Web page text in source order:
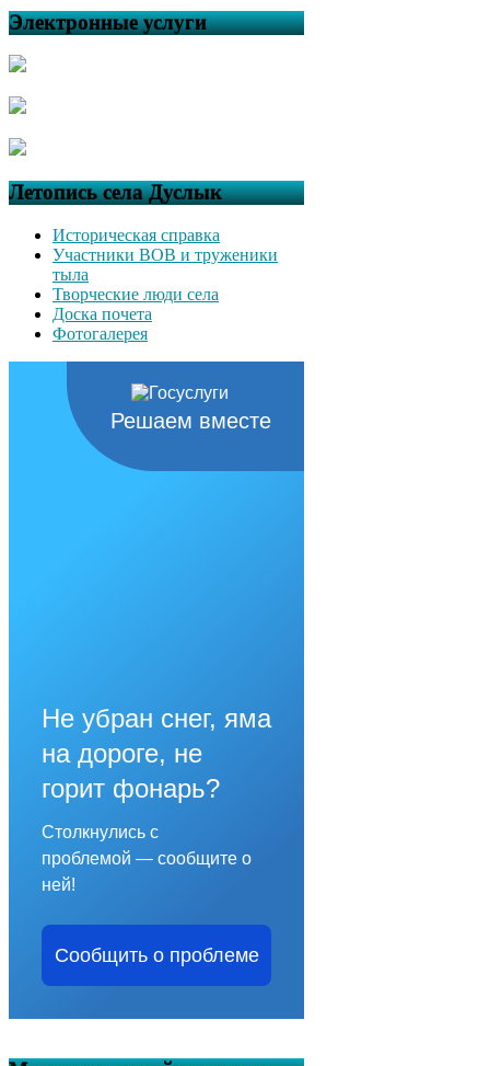
Электронные услуги
Летопись села Дуслык
Историческая справка
Участники ВОВ и труженики
тыла
Творческие люди села
Доска почета
Фотогалерея
Решаем вместе
Не убран снег, яма
на дороге, не
горит фонарь?
Столкнулись с
проблемой — сообщите о
ней!
Сообщить о проблеме